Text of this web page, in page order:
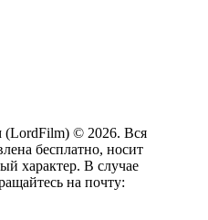
(LordFilm) © 2026. Вся
бесплатно, носит
характер. В случае
на почту: